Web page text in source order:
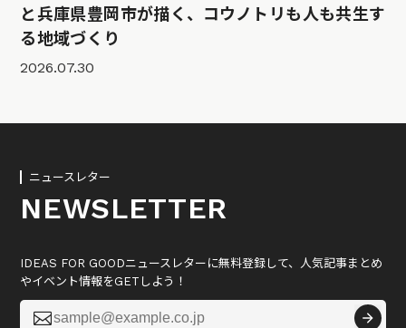
と兵庫県豊岡市が描く、コウノトリも人も共生す
る地域づくり
2026.07.30
ニュースレター
NEWSLETTER
IDEAS FOR GOODニュースレターに無料登録して、人気記事まとめ
やイベント情報をGETしよう！
